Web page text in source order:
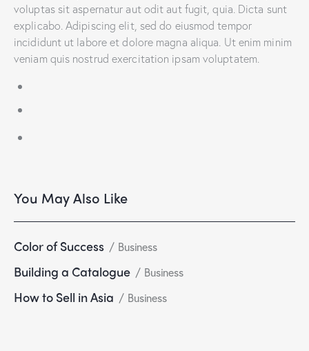
voluptas sit aspernatur aut odit aut fugit, quia. Dicta sunt
explicabo. Adipiscing elit, sed do eiusmod tempor
incididunt ut labore et dolore magna aliqua. Ut enim minim
veniam quis nostrud exercitation ipsam voluptatem.
You May Also Like
Business
Color of Success
Business
Building a Catalogue
Business
How to Sell in Asia